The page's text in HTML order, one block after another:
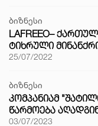
ბიზნესი
LAFREEO–
ᲢᲘᲮᲠᲣᲚᲘ
25/07/2022
ბიზნესი
ᲙᲝᲛᲞᲐᲜᲘᲐᲛ
ᲬᲐᲠᲛᲝᲔᲑᲐ
03/07/2023